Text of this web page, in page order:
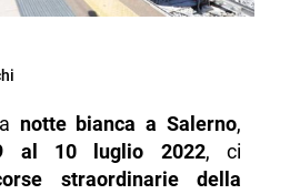
notte bianca a Salerno,
al 10 luglio 2022, ci
straordinarie della